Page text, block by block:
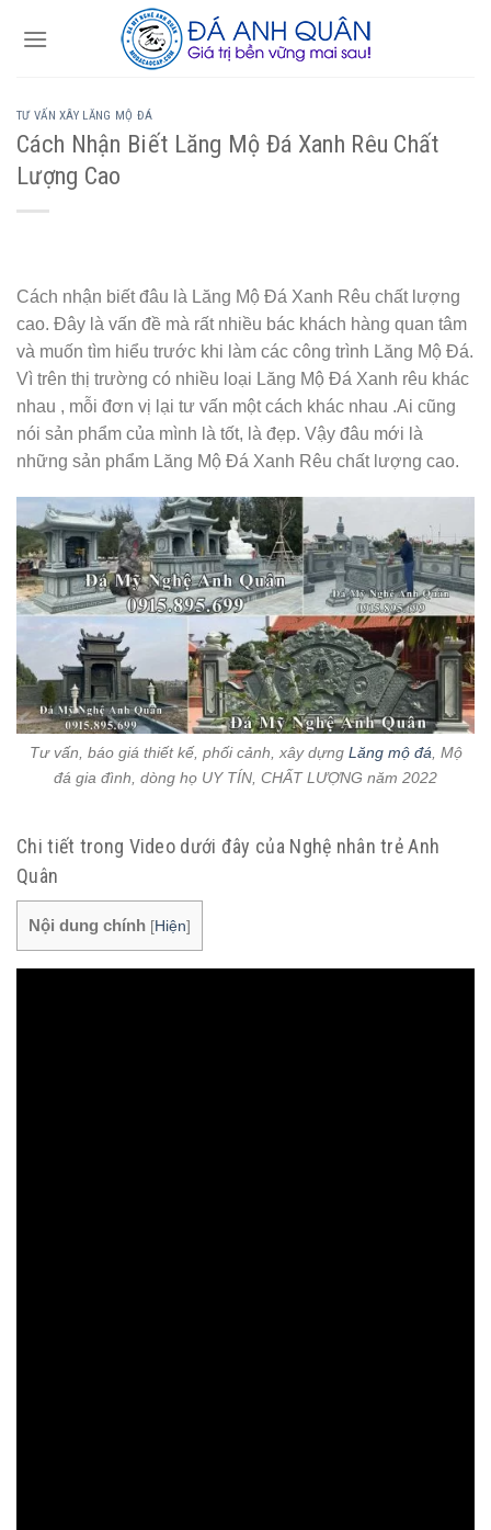
TƯ VẤN XÂY LĂNG MỘ ĐÁ
Cách Nhận Biết Lăng Mộ Đá Xanh Rêu Chất
Lượng Cao
Cách nhận biết đâu là Lăng Mộ Đá Xanh Rêu chất lượng
cao. Đây là vấn đề mà rất nhiều bác khách hàng quan tâm
và muốn tìm hiểu trước khi làm các công trình Lăng Mộ Đá.
Vì trên thị trường có nhiều loại Lăng Mộ Đá Xanh rêu khác
nhau , mỗi đơn vị lại tư vấn một cách khác nhau .Ai cũng
nói sản phẩm của mình là tốt, là đẹp. Vậy đâu mới là
những sản phẩm Lăng Mộ Đá Xanh Rêu chất lượng cao.
Tư vấn, báo giá thiết kế, phối cảnh, xây dựng Lăng mộ đá , Mộ
đá gia đình, dòng họ UY TÍN, CHẤT LƯỢNG năm 2022
Chi tiết trong Video dưới đây của Nghệ nhân trẻ Anh
Quân
Nội dung chính [Hiện]